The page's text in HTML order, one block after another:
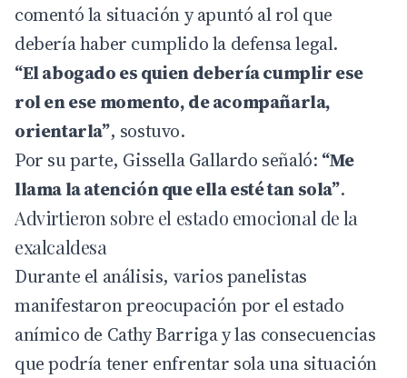
comentó la situación y apuntó al rol que
debería haber cumplido la defensa legal.
“El abogado es quien debería cumplir ese
rol en ese momento, de acompañarla,
orientarla”, sostuvo.
Por su parte, Gissella Gallardo señaló: “Me
llama la atención que ella esté tan sola”.
Advirtieron sobre el estado emocional de la
exalcaldesa
Durante el análisis, varios panelistas
manifestaron preocupación por el estado
anímico de Cathy Barriga y las consecuencias
que podría tener enfrentar sola una situación